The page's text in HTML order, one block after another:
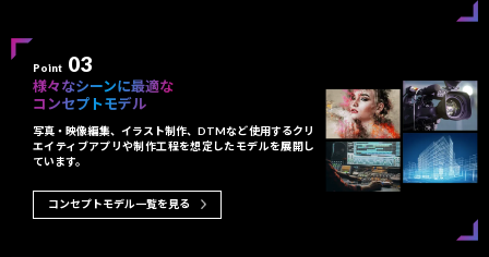
Point 03
様々なシーンに最適な
コンセプトモデル
写真・映像編集、イラスト制作、DTMなど使用するクリ
エイティブアプリや制作工程を想定したモデルを展開し
ています。
コンセプトモデル一覧を見る